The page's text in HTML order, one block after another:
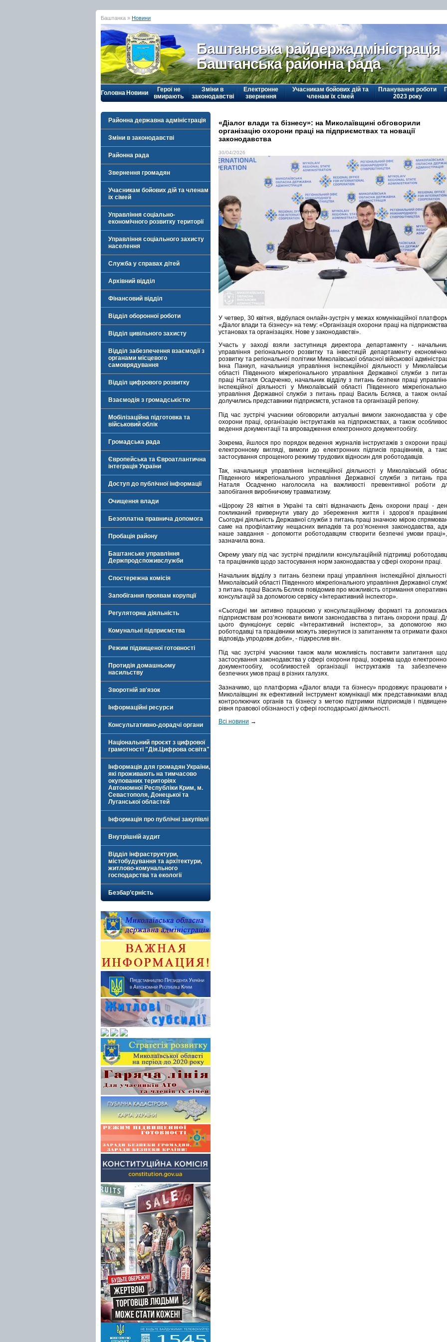
Баштанка » Новини
Баштанська райдержадміністрація
Баштанська районна рада
Головна Новини
Герої не
вмирають
Зміни в
законодавстві
Електронне
звернення
Учасникам бойових дій та
членам їх сімей
Планування роботи
2023 року
Районна державна адміністрація
Зміни в законодавстві
Районна рада
Звернення громадян
Учасникам бойових дій та членам
їх сімей
Управління соціально-
економічного розвитку території
Управління соціального захисту
населення
Служба у справах дітей
Архівний відділ
Фінансовий відділ
Відділ оборонної роботи
Відділ цивільного захисту
Відділ забезпечення взаємодії з
органами місцевого
самоврядування
Відділ цифрового розвитку
Взаємодія з громадськістю
Мобілізаційна підготовка та
військовий облік
Громадська рада
Європейська та Євроатлантична
інтеграція України
Доступ до публічної інформації
Очищення влади
Безоплатна правнича допомога
Пробація району
Баштанське управління
Держпродспоживслужби
Спостережна комісія
Запобігання проявам корупції
Регуляторна діяльність
Комунальні підприємства
Режим підвищеної готовності
Протидія домашньому
насильству
Зворотній зв'язок
Інформаційні ресурси
Консультативно-дорадчі органи
Національний проєкт з цифрової
грамотності "Дія.Цифрова освіта"
Інформація для громадян України,
які проживають на тимчасово
окупованих територіях
Автономної Республіки Крим, м.
Севастополя, Донецької та
Луганської областей
Інформація про публічні закупівлі
Внутрішній аудит
Відділ інфраструктури,
містобудування та архітектури,
житлово-комунального
господарства та екології
Безбар’єрність
«Діалог влади та бізнесу»: на Миколаївщині обговорили
організацію охорони праці на підприємствах та новації
законодавства
30/04/2026
У четвер, 30 квітня, відбулася онлайн-зустріч у межах комунікаційної
«Діалог влади та бізнесу» на тему: «Організація охорони праці на
установах та організаціях. Нове у законодавстві».
Участь у заході взяли заступниця директора департаменту -
управління регіонального розвитку та інвестицій департаменту
розвитку та регіональної політики Миколаївської обласної військової
Інна Панкул, начальниця управління інспекційної діяльності у
області Південного міжрегіонального управління Державної служби з
праці Наталя Осадченко, начальник відділу з питань безпеки праці
інспекційної діяльності у Миколаївській області Південного
управління Державної служби з питань праці Василь Бєляєв, а також
долучились представники підприємств, установ та організацій регіону.
Під час зустрічі учасники обговорили актуальні вимоги законодавства у
охорони праці, організацію інструктажів на підприємствах, а також
ведення документації та впровадження електронного документообігу.
Зокрема, йшлося про порядок ведення журналів інструктажів з охорони
електронному вигляді, вимоги до електронних підписів працівників, а
застосування спрощеного режиму трудових відносин для роботодавців.
Так, начальниця управління інспекційної діяльності у Миколаївській
Південного міжрегіонального управління Державної служби з питань
Наталя Осадченко наголосила на важливості превентивної роботи
запобігання виробничому травматизму.
«Щороку 28 квітня в Україні та світі відзначають День охорони праці -
покликаний привернути увагу до збереження життя і здоров’я
Сьогодні діяльність Державної служби з питань праці значною мірою
саме на профілактику нещасних випадків та роз’яснення законодавства,
наше завдання - допомогти роботодавцям створити безпечні умови
зазначила вона.
Окрему увагу під час зустрічі приділили консультаційній підтримці
та працівників щодо застосування норм законодавства у сфері охорони праці.
Начальник відділу з питань безпеки праці управління інспекційної
Миколаївській області Південного міжрегіонального управління Державної
з питань праці Василь Бєляєв повідомив про можливість отримання
консультацій за допомогою сервісу «Інтерактивний інспектор».
«Сьогодні ми активно працюємо у консультаційному форматі та
підприємствам роз’яснювати вимоги законодавства з питань охорони праці.
цього функціонує сервіс «Інтерактивний інспектор», за допомогою
роботодавці та працівники можуть звернутися із запитанням та отримати
відповідь упродовж доби», - підкреслив він.
Під час зустрічі учасники також мали можливість поставити запитання
застосування законодавства у сфері охорони праці, зокрема щодо
документообігу, особливостей організації інструктажів та
безпечних умов праці в різних галузях.
Зазначимо, що платформа «Діалог влади та бізнесу» продовжує працювати
Миколаївщині як ефективний інструмент комунікації між представниками
контролюючих органів та бізнесу з метою підтримки підприємців і
рівня правової обізнаності у сфері господарської діяльності.
Всі новини →